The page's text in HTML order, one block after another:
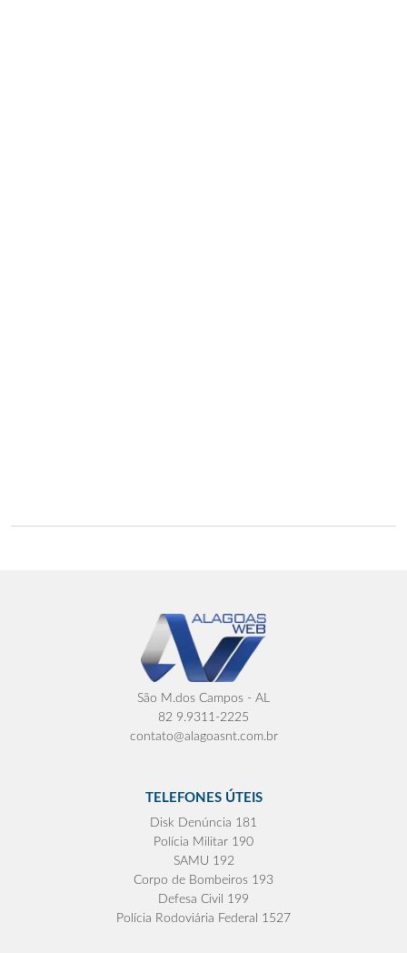
São M.dos Campos - AL
82 9.9311-2225
contato@alagoasnt.com.br
TELEFONES ÚTEIS
Disk Denúncia 181
Polícia Militar 190
SAMU 192
Corpo de Bombeiros 193
Defesa Civil 199
Polícia Rodoviária Federal 1527